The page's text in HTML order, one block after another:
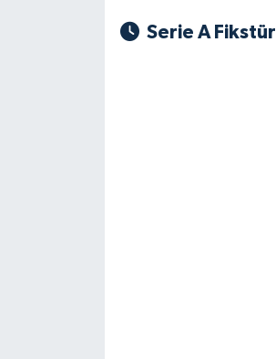
Serie A Fikstür